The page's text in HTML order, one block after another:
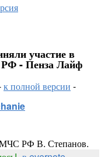
участие в
- Пенза Лайф
к полной версии -
МЧС РФ В. Степанов.